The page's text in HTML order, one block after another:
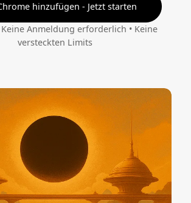
hinzufügen - Jetzt starten
Keine Anmeldung erforderlich • Keine
versteckten Limits